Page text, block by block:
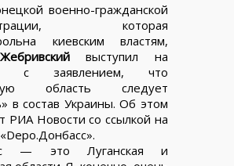
военно-гражданской
которая
киевским властям,
выступил на
с заявлением, что
область следует
в состав Украины. Об этом
РИА Новости со ссылкой на
— это Луганская и